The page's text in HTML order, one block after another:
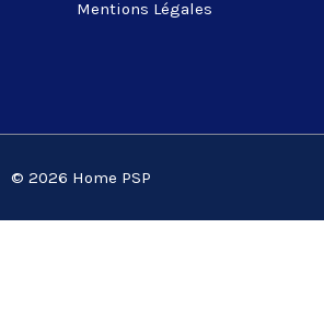
Mentions Légales
© 2026 Home PSP